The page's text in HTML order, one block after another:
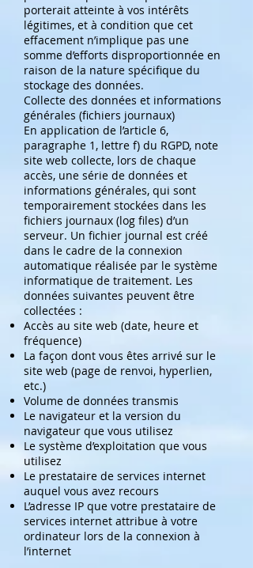
porterait atteinte à vos intérêts
légitimes, et à condition que cet
effacement n’implique pas une
somme d’efforts disproportionnée en
raison de la nature spécifique du
stockage des données.
Collecte des données et informations
générales (fichiers journaux)
En application de l’article 6,
paragraphe 1, lettre f) du RGPD, note
site web collecte, lors de chaque
accès, une série de données et
informations générales, qui sont
temporairement stockées dans les
fichiers journaux (log files) d’un
serveur. Un fichier journal est créé
dans le cadre de la connexion
automatique réalisée par le système
informatique de traitement. Les
données suivantes peuvent être
collectées :
Accès au site web (date, heure et
fréquence)
La façon dont vous êtes arrivé sur le
site web (page de renvoi, hyperlien,
etc.)
Volume de données transmis
Le navigateur et la version du
navigateur que vous utilisez
Le système d’exploitation que vous
utilisez
Le prestataire de services internet
auquel vous avez recours
L’adresse IP que votre prestataire de
services internet attribue à votre
ordinateur lors de la connexion à
l’internet